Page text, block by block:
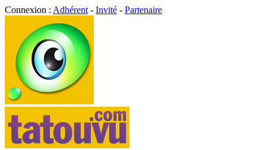
Connexion : Adhérent - Invité - Partenaire